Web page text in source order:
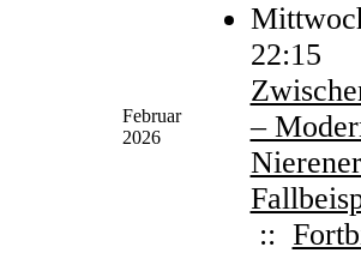
Februar
2026
22:15
–
::